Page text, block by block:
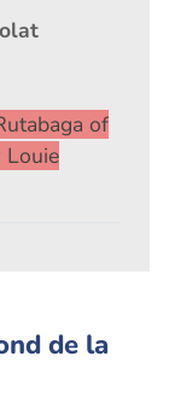
of
Louie
de la